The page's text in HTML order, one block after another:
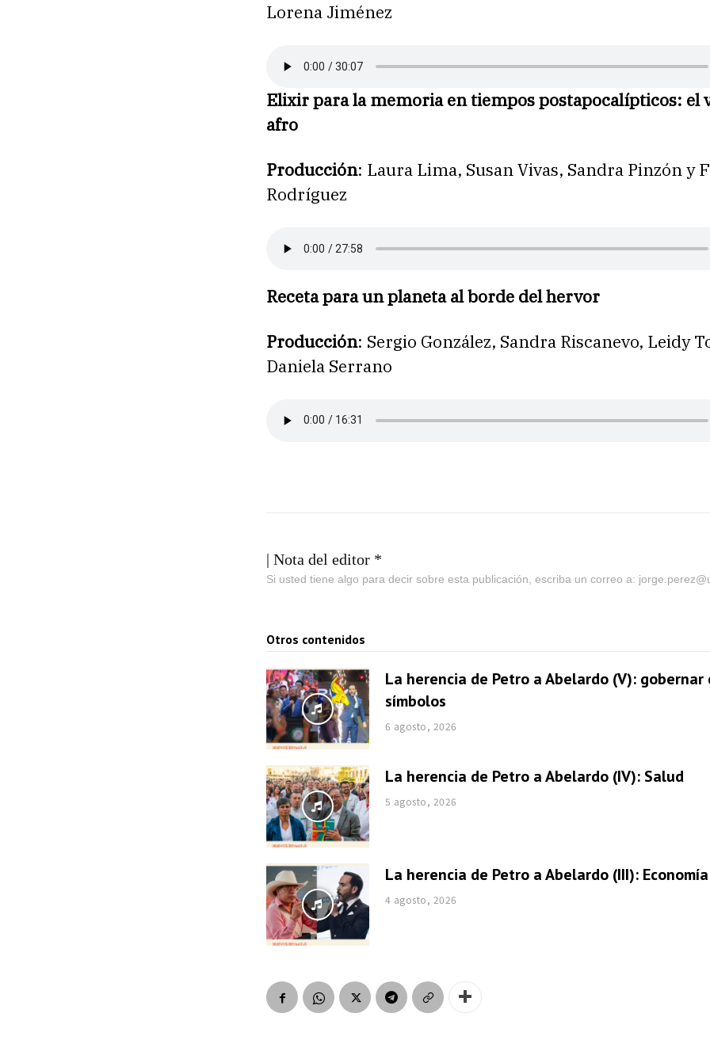
Lorena Jiménez
Elixir para la memoria en tiempos postapocalípticos: el
afro
Producción: Laura Lima, Susan Vivas, Sandra Pinzón y
Rodríguez
Receta para un planeta al borde del hervor
Producción: Sergio González, Sandra Riscanevo, Leidy
Daniela Serrano
| Nota del editor *
Si usted tiene algo para decir sobre esta publicación, escriba un correo a:
Otros contenidos
La herencia de Petro a Abelardo (V): gobernar
símbolos
6 agosto, 2026
La herencia de Petro a Abelardo (IV): Salud
5 agosto, 2026
La herencia de Petro a Abelardo (III): Economía
4 agosto, 2026